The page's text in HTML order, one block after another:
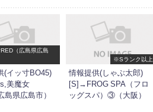
（広島県広島
(イッ寸BO45)
美魔女
島県広島市）
※Sランク以上
情報提供(しゃぶ太郎)
[S]→FROG SPA（フロ
ッグスパ）③（大阪）